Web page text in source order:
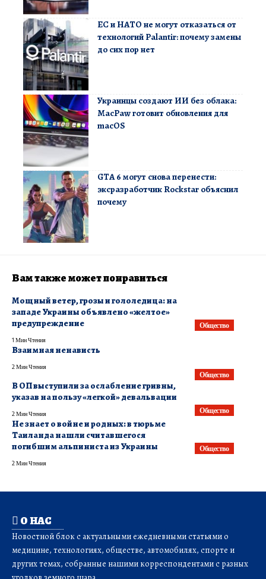
ЕС и НАТО не могут отказаться от
технологий Palantir: почему замены
до сих пор нет
Украинцы создают ИИ без облака:
MacPaw готовит обновления для
macOS
GTA 6 могут снова перенести:
эксразработчик Rockstar объяснил
почему
Вам также может понравиться
Общество
Мощный ветер, грозы и гололедица: на
западе Украины объявлено «желтое»
предупреждение
1 Мин Чтения
Общество
Взаимная ненависть
2 Мин Чтения
Общество
В ОП выступили за ослабление гривны,
указав на пользу «легкой» девальвации
2 Мин Чтения
Общество
Не знает о войне и родных: в тюрьме
Таиланда нашли считавшегося
погибшим альпиниста из Украины
2 Мин Чтения
О НАС
Новостной блок с актуальными ежедневными статьями о
медицине, технологиях, обществе, автомобилях, спорте и
других темах, собранные нашими корреспондентами с разных